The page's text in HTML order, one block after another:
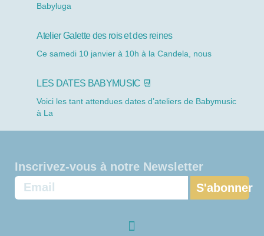
Babyluga
Atelier Galette des rois et des reines
Ce samedi 10 janvier à 10h à la Candela, nous
LES DATES BABYMUSIC 📆
Voici les tant attendues dates d’ateliers de Babymusic
à La
Inscrivez-vous à notre Newsletter
S'abonner